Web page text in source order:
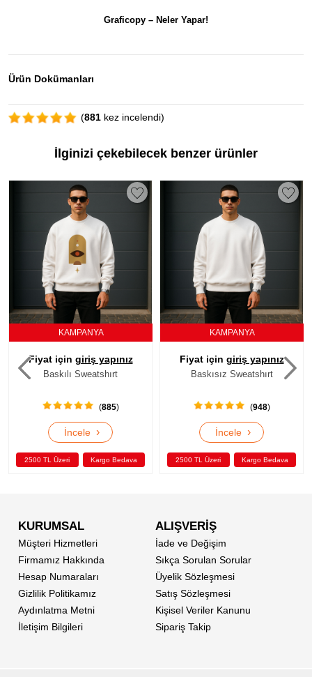
Graficopy – Neler Yapar!
Ürün Dokümanları
(881 kez incelendi)
İlginizi çekebilecek benzer ürünler
KAMPANYA
Fiyat için giriş yapınız
Baskılı Sweatshırt
(885)
İncele ›
2500 TL Üzeri Kargo Bedava
KAMPANYA
Fiyat için giriş yapınız
Baskısız Sweatshırt
(948)
İncele ›
2500 TL Üzeri Kargo Bedava
KURUMSAL
Müşteri Hizmetleri
Firmamız Hakkında
Hesap Numaraları
Gizlilik Politikamız
Aydınlatma Metni
İletişim Bilgileri
ALIŞVERİŞ
İade ve Değişim
Sıkça Sorulan Sorular
Üyelik Sözleşmesi
Satış Sözleşmesi
Kişisel Veriler Kanunu
Sipariş Takip